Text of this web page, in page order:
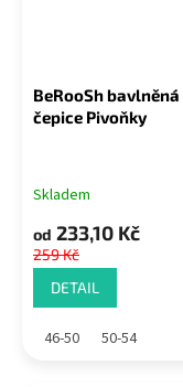
BeRooSh bavlněná
čepice Pivoňky
Skladem
od 233,10 Kč
259 Kč
DETAIL
46-50 50-54